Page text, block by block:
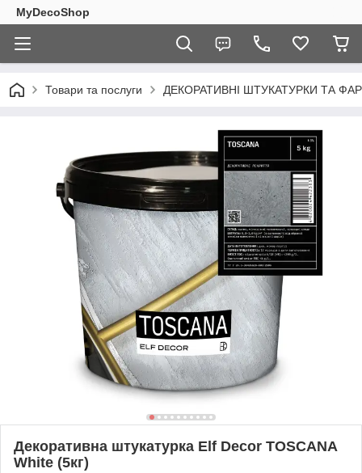
MyDecoShop
Товари та послуги ДЕКОРАТИВНІ ШТУКАТУРКИ ТА
Декоративна штукатyрка Elf Decor TOSCANA
White (5кг)